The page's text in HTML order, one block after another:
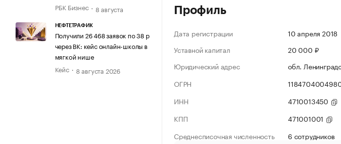
РБК Бизнес
8 августа
НЕФТЕТРАФИК
Получили 26 468 заявок по 38 р
через ВК: кейс онлайн-школы в
мягкой нише
Кейс
8 августа 2026
Профиль
Дата регистрации
10 апреля 2018
Уставной капитал
20 000 ₽
Юридический адрес
обл.
ОГРН
ИНН
4710013450
КПП
471001001
Среднесписочная численность
6 сотрудников